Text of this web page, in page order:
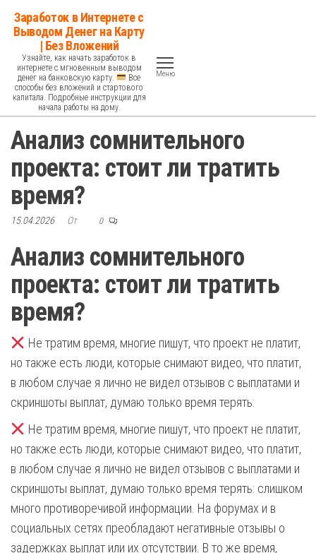
Перейти
содержимому
Заработок в Интернете с
Выводом Денег на Карту
| Без Вложений
Узнайте, как начать заработок в
интернете с мгновенным выводом
денег на банковскую карту.
Все
способы без вложений и стартового
капитала. Подробные инструкции для
начала работы на дому.
Меню
Анализ сомнительного
проекта: стоит ли тратить
время?
15.04.2026 От 0
Анализ сомнительного
проекта: стоит ли тратить
время?
Не тратим время, многие пишут, что проект не платит,
но также есть люди, которые снимают видео, что платит,
в любом случае я лично не видел отзывов с выплатами и
скриншоты выплат, думаю только время терять:
Не тратим время, многие пишут, что проект не платит,
но также есть люди, которые снимают видео, что платит,
в любом случае я лично не видел отзывов с выплатами и
скриншоты выплат, думаю только время терять: слишком
много противоречивой информации. На форумах и в
социальных сетях преобладают негативные отзывы о
задержках выплат или их отсутствии. В то же время,